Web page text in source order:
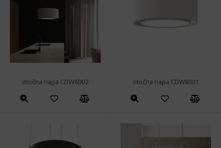
otočna napa CDW6002 otočna napa CDW8001